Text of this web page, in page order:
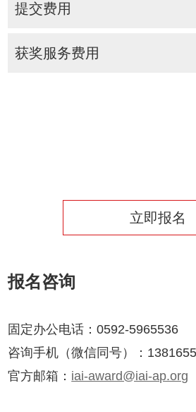
提交费用
获奖服务费用
立即报名
报名咨询
固定办公电话：0592-5965536
咨询手机（微信同号）：
官方邮箱： iai-award@iai-ap.org